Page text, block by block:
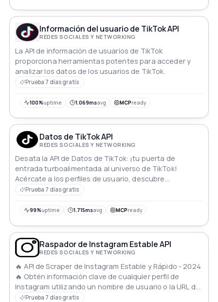
Información del usuario de TikTok API
REDES SOCIALES Y NETWORKING
La API de información de usuarios de TikTok
proporciona herramientas potentes para acceder y
analizar los datos de los usuarios de TikTok.
Prueba 7 días gratis
100%uptime 1.069msavg MCPready
Datos de TikTok API
REDES SOCIALES Y NETWORKING
Desata la API de Datos de TikTok: ¡tu puerta de
entrada turboalimentada al universo de TikTok!
Acércate a los perfiles de usuario, descubre
información sobre videos y más, todo a la velocidad del
frescos de TikTok y eleva las experiencias de tus
Prueba 7 días gratis
99%uptime 1.715msavg MCPready
Raspador de Instagram Estable API
REDES SOCIALES Y NETWORKING
🔥 API de Scraper de Instagram Estable y Rápido - 2024
🔥 Obtén información clave de cualquier perfil de
Instagram utilizando un nombre de usuario o la URL del
perfil. Ideal para verificación de usuarios, análisis de
Prueba 7 días gratis